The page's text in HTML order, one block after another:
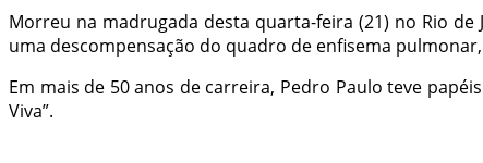
Morreu na madrugada desta quarta-feira (21) no Rio de
uma descompensação do quadro de enfisema
Em mais de 50 anos de carreira, Pedro Paulo teve
Viva”.